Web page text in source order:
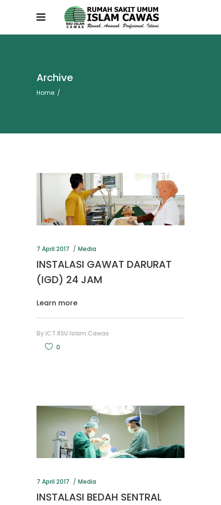
Archive
Home /
7 April 2017 Media
INSTALASI GAWAT DARURAT
(IGD) 24 JAM
Learn more
By ICT RSU Islam Cawas
0
7 April 2017 Media
INSTALASI BEDAH SENTRAL